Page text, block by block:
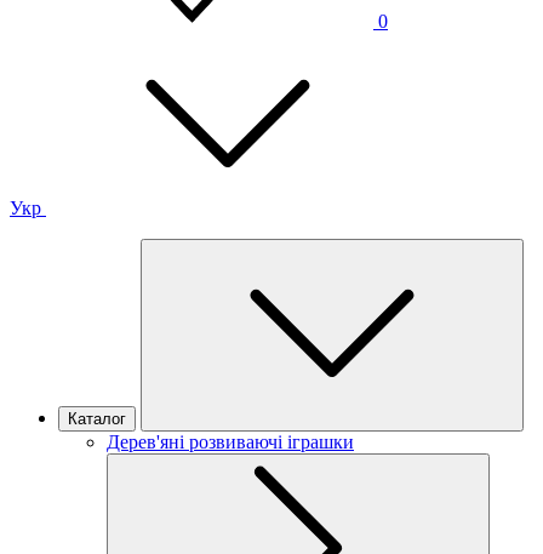
0
Укр
Каталог
Дерев'яні розвиваючі іграшки